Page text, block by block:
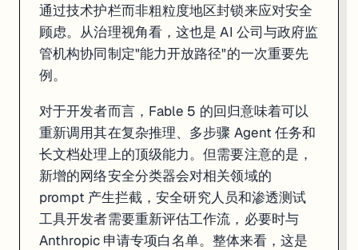
通过技术护栏而非粗粒度地区封锁来应对安全
顾虑。从治理视角看，这也是 AI 公司与政府监
管机构协同制定"能力开放路径"的一次重要先
例。
对于开发者而言，Fable 5 的回归意味着可以
重新调用其在复杂推理、多步骤 Agent 任务和
长文档处理上的顶级能力。但需要注意的是，
新增的网络安全分类器会对相关领域的
prompt 产生拦截，安全研究人员和渗透测试
工具开发者需要重新评估工作流，必要时与
Anthropic 申请专项白名单。整体来看，这是